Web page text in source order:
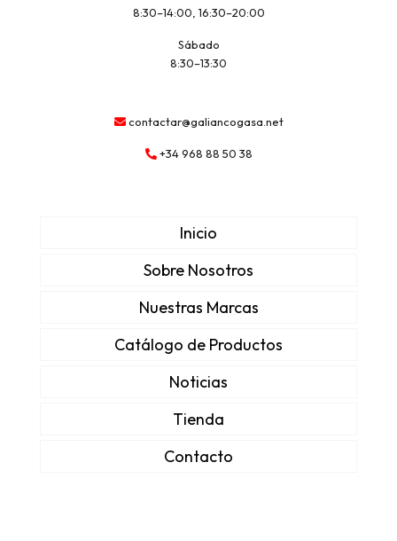
8:30–14:00, 16:30–20:00
Sábado
8:30–13:30
contactar@galiancogasa.net
+34 968 88 50 38
Inicio
Sobre Nosotros
Nuestras Marcas
Catálogo de Productos
Noticias
Tienda
Contacto